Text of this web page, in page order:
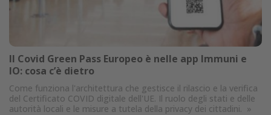
Il Covid Green Pass Europeo è nelle app Immuni e
IO: cosa c’è dietro
Come funziona l'architettura che gestisce il rilascio e la verifica
del Certificato COVID digitale dell'UE. Il ruolo degli stati e delle
autorità locali e le misure a tutela della privacy dei cittadini. »